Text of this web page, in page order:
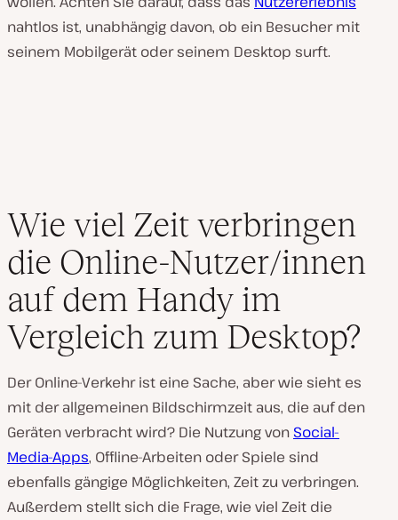
nahtlos ist, unabhängig davon, ob ein Besucher mit
seinem Mobilgerät oder seinem Desktop surft.
Wie viel Zeit verbringen
die Online-Nutzer/innen
auf dem Handy im
Vergleich zum Desktop?
Der Online-Verkehr ist eine Sache, aber wie sieht es
mit der allgemeinen Bildschirmzeit aus, die auf den
Geräten verbracht wird? Die Nutzung von Social-
Media-Apps, Offline-Arbeiten oder Spiele sind
ebenfalls gängige Möglichkeiten, Zeit zu verbringen.
Außerdem stellt sich die Frage, wie viel Zeit die